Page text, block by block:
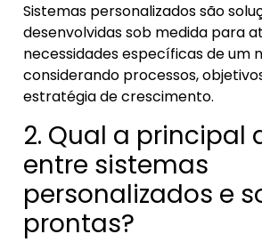
Sistemas personalizados são
desenvolvidas sob medida para
necessidades específicas de um
considerando processos,
estratégia de crescimento.
2. Qual a principal
entre sistemas
personalizados e
prontas?